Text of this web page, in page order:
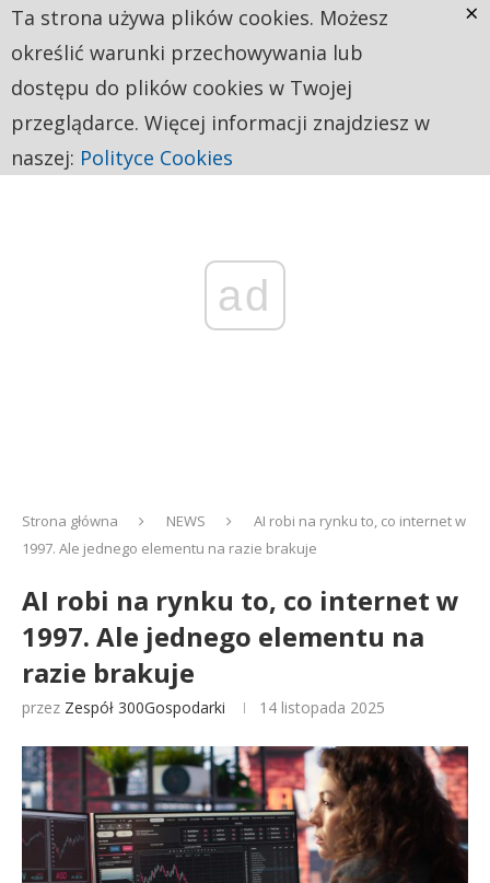
ad
Strona główna NEWS
AI robi na rynku to, co internet w
1997. Ale jednego elementu na razie brakuje
AI robi na rynku to, co internet w
1997. Ale jednego elementu na
razie brakuje
przez Zespół 300Gospodarki 14 listopada 2025
Ta strona używa plików cookies. Możesz
określić warunki przechowywania lub
dostępu do plików cookies w Twojej
przeglądarce. Więcej informacji znajdziesz w
naszej: Polityce Cookies
×